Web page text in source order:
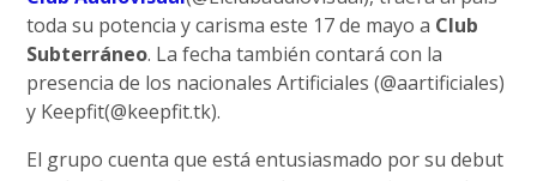
toda su potencia y carisma este 17 de mayo a Club
Subterráneo. La fecha también contará con la
presencia de los nacionales Artificiales (@aartificiales)
y Keepfit(@keepfit.tk).
El grupo cuenta que está entusiasmado por su debut